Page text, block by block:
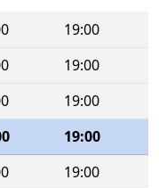
19:00
19:00
19:00
19:00
19:00